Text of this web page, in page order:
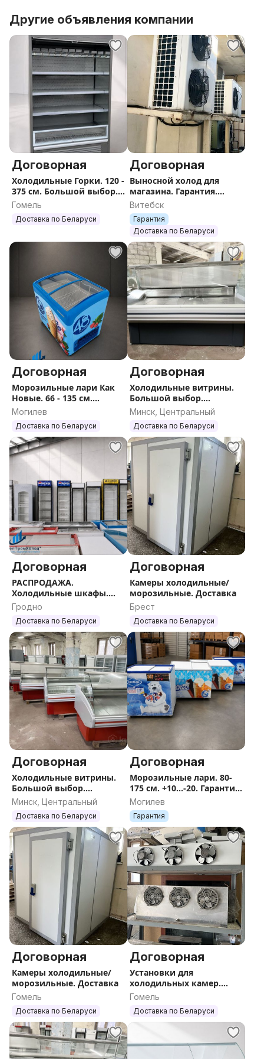
(потребляемая мощность 0.533 кВт)
Морозильная витрина Двина 180 ВН (производитель
Golfstream, Беларусь) — это надежное
низкотемпературное оборудование с габаритами
1920 × 1080 × 1250 мм, созданное для магазинов и
павильонов.
Двина 180 ВН (Морозильная, до -18 °C) — 16,8 кВт/
Другие объявления компании
Договорная
Холодильные Горки. 120 -
375 см. Большой выбор.
Доставка.
Гомель
Доставка по Беларуси
Договорная
Выносной холод для
магазина. Гарантия.
Доставка. Монтаж.
Витебск
Гарантия
Доставка по Беларуси
Договорная
Морозильные лари Как
Новые. 66 - 135 см.
Гарантия. Доставка.
Могилев
Доставка по Беларуси
Договорная
Холодильные витрины.
Большой выбор.
Гарантия. Доставка.
Минск, Центральный
Доставка по Беларуси
Договорная
РАСПРОДАЖА.
Холодильные шкафы.
Большой выбор.
Доставка.
Гродно
Доставка по Беларуси
Договорная
Камеры холодильные/
морозильные. Доставка
Брест
Доставка по Беларуси
Договорная
Холодильные витрины.
Большой выбор.
Доставка.Рассрочка.
Минск, Центральный
Доставка по Беларуси
Договорная
Морозильные лари. 80-
175 см. +10...-20. Гарантия.
Доставка.
Могилев
Гарантия
Договорная
Камеры холодильные/
морозильные. Доставка
Гомель
Доставка по Беларуси
Договорная
Установки для
холодильных камер.
Доставка
Гомель
Доставка по Беларуси